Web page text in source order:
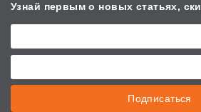
Узнай первым о новых статьях,
Подписаться